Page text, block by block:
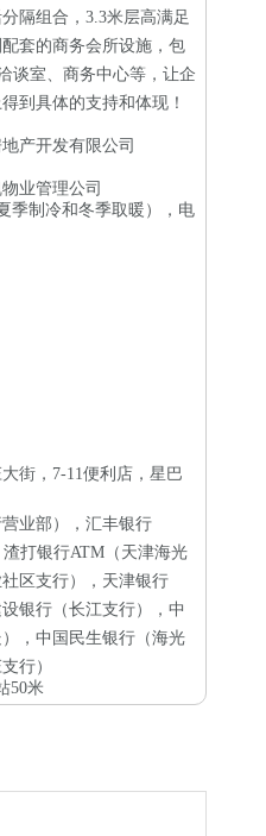
隔组合，3.3米层高满足
套的商务会所设施，包
谈室、商务中心等，让企
到具体的支持和体现！
产开发有限公司
业管理公司
季制冷和冬季取暖），电
街，7-11便利店，星巴
业部），汇丰银行
打银行ATM（天津海光
区支行），天津银行
银行（长江支行），中
，中国民生银行（海光
行）
50米